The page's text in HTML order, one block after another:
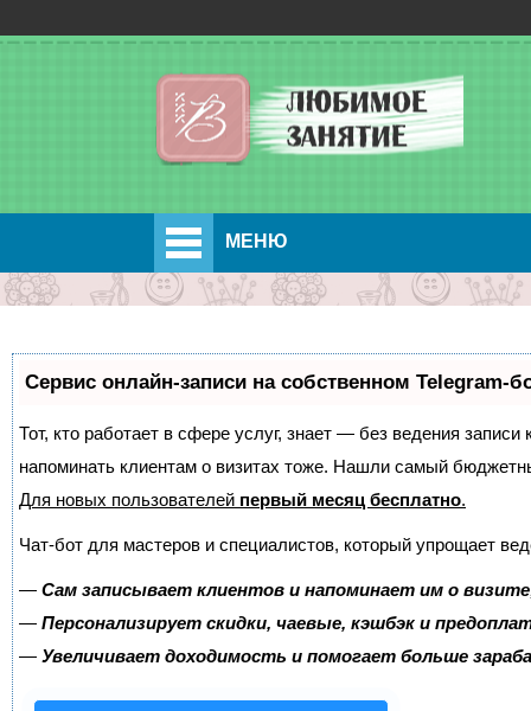
МЕНЮ
Сервис онлайн-записи на собственном Telegram-
Тот, кто работает в сфере услуг, знает — без ведения
напоминать клиентам о визитах тоже. Нашли самый
Для новых пользователей первый месяц бесплатно.
Чат-бот для мастеров и специалистов, который упрощает
— Сам записывает клиентов и напоминает им о
— Персонализирует скидки, чаевые, кэшбэк и
— Увеличивает доходимость и помогает больше